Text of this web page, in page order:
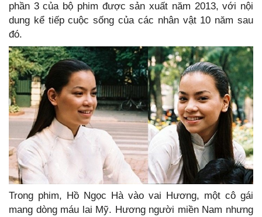
phần 3 của bộ phim được sản xuất năm 2013, với nội
dung kể tiếp cuộc sống của các nhân vật 10 năm sau
đó.
Trong phim, Hồ Ngọc Hà vào vai Hương, một cô gái
mang dòng máu lai Mỹ. Hương người miền Nam nhưng